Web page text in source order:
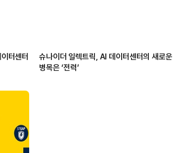
터센터
슈나이더 일렉트릭, AI 데이터센터의 새로운
병목은 ‘전력’